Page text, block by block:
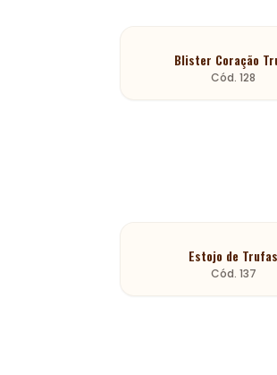
Blister Coração
Cód. 128
Estojo de Trufas
Cód. 137